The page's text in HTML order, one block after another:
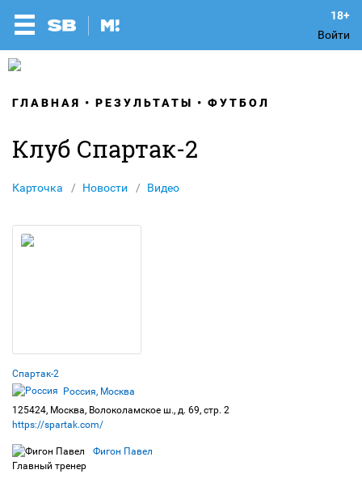
Войти
ГЛАВНАЯ РЕЗУЛЬТАТЫ ФУТБОЛ
Клуб Спартак-2
Карточка Новости Видео
Спартак-2
Россия, Москва
125424, Москва, Волоколамское ш., д. 69, стр. 2
https://spartak.com/
Фигон Павел
Главный тренер